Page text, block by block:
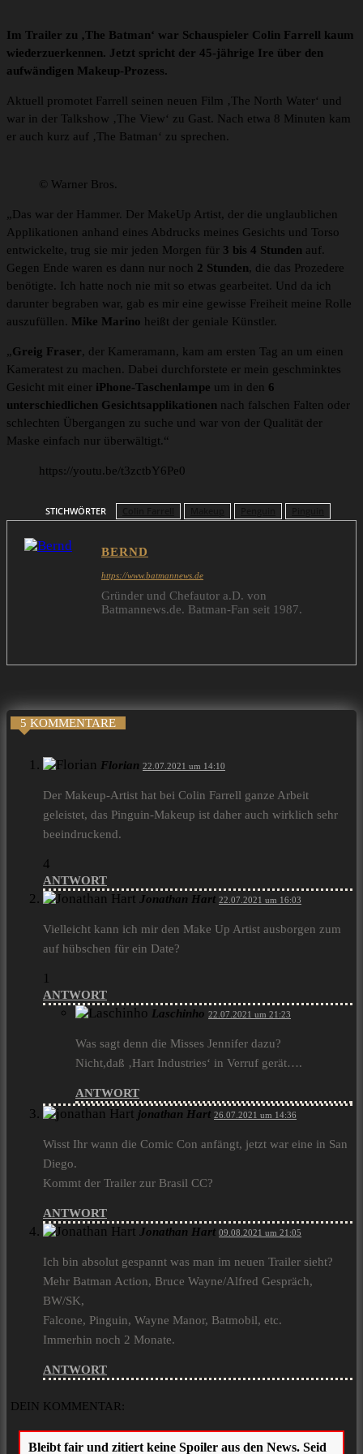
Im Trailer zu ‚The Batman‘ war Schauspieler Colin Farrell kaum
wiederzuerkennen. Jetzt spricht der 45-jährige Ire über den
aufwändigen Makeup-Prozess.
Aktuell promotet Farrell seinen neuen Film ‚The North Water‘ und
war in der Talkshow ‚The View‘ zu Gast. Nach etwa 8 Minuten kam
er auch kurz auf ‚The Batman‘ zu sprechen.
© Warner Bros.
„Das war der Hammer. Der MakeUp Artist, der die unglaublichen
Applikationen anhand eines Abdrucks meines Gesichts und Torso
entwickelte, trug sie mir jeden Morgen für 3 bis 4 Stunden auf.
Gegen Ende waren es dann nur noch 2 Stunden, die das Prozedere
benötigte. Ich hatte noch nie mit so etwas gearbeitet. Und da ich
darunter begraben war, gab es mir eine gewisse Freiheit meine Rolle
auszufüllen. Mike Marino heißt der geniale Künstler.
„Greig Fraser, der Kameramann, kam am ersten Tag an um einen
Kameratest zu machen. Dabei durchforstete er mein geschminktes
Gesicht mit einer iPhone-Taschenlampe um in den 6
unterschiedlichen Gesichtsapplikationen nach falschen Falten oder
schlechten Übergangen zu suche und war von der Qualität der
Maske einfach nur überwältigt.“
https://youtu.be/t3zctbY6Pe0
STICHWÖRTER
BERND
https://www.batmannews.de
Gründer und Chefautor a.D. von
Batmannews.de. Batman-Fan seit 1987.
5 KOMMENTARE
Florian 22.07.2021 um 14:10
Der Makeup-Artist hat bei Colin Farrell ganze Arbeit
geleistet, das Pinguin-Makeup ist daher auch wirklich sehr
beeindruckend.
4
ANTWORT
Jonathan Hart 22.07.2021 um 16:03
Vielleicht kann ich mir den Make Up Artist ausborgen zum
auf hübschen für ein Date?
1
ANTWORT
Laschinho 22.07.2021 um 21:23
Was sagt denn die Misses Jennifer dazu?
Nicht,daß ‚Hart Industries‘ in Verruf gerät….
ANTWORT
jonathan Hart 26.07.2021 um 14:36
Wisst Ihr wann die Comic Con anfängt, jetzt war eine in San
Diego.
Kommt der Trailer zur Brasil CC?
ANTWORT
Jonathan Hart 09.08.2021 um 21:05
Ich bin absolut gespannt was man im neuen Trailer sieht?
Mehr Batman Action, Bruce Wayne/Alfred Gespräch,
BW/SK,
Falcone, Pinguin, Wayne Manor, Batmobil, etc.
Immerhin noch 2 Monate.
ANTWORT
DEIN KOMMENTAR: